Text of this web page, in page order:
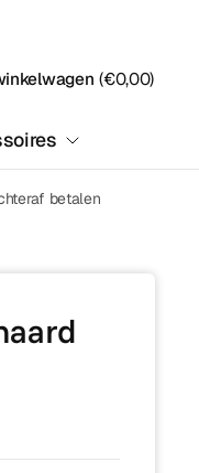
(€0,00)
betalen